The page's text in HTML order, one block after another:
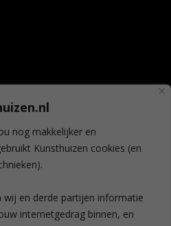
nog makkelijker en
Kunsthuizen cookies (en
wij en derde partijen informatie
internetgedrag binnen, en